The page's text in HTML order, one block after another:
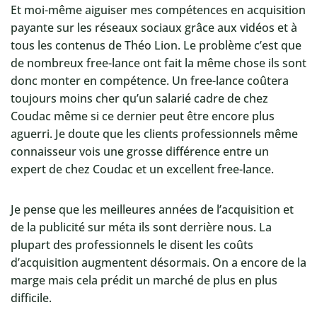
Et moi-même aiguiser mes compétences en acquisition
payante sur les réseaux sociaux grâce aux vidéos et à
tous les contenus de Théo Lion. Le problème c’est que
de nombreux free-lance ont fait la même chose ils sont
donc monter en compétence. Un free-lance coûtera
toujours moins cher qu’un salarié cadre de chez
Coudac même si ce dernier peut être encore plus
aguerri. Je doute que les clients professionnels même
connaisseur vois une grosse différence entre un
expert de chez Coudac et un excellent free-lance.
Je pense que les meilleures années de l’acquisition et
de la publicité sur méta ils sont derrière nous. La
plupart des professionnels le disent les coûts
d’acquisition augmentent désormais. On a encore de la
marge mais cela prédit un marché de plus en plus
difficile.